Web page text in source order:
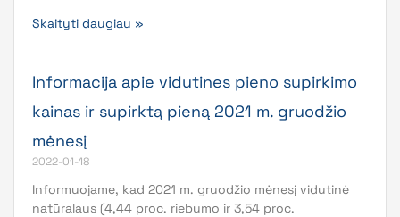
Skaityti daugiau »
Informacija apie vidutines pieno supirkimo
kainas ir supirktą pieną 2021 m. gruodžio
mėnesį
2022-01-18
Informuojame, kad 2021 m. gruodžio mėnesį vidutinė
natūralaus (4,44 proc. riebumo ir 3,54 proc.